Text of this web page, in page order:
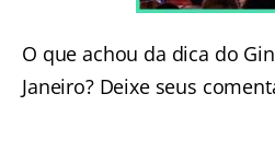
O que achou da dica do
Janeiro? Deixe seus